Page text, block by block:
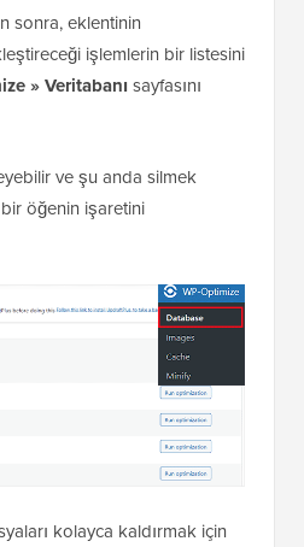
sonra, eklentinin
işlemlerin bir listesini
» Veritabanı sayfasını
ve şu anda silmek
öğenin işaretini
kolayca kaldırmak için